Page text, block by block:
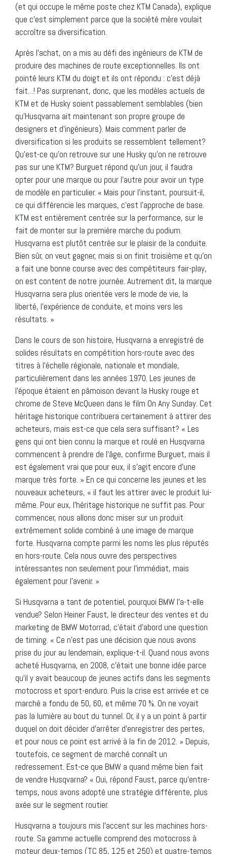
(et qui occupe le même poste chez KTM Canada), explique
que c’est simplement parce que la société mère voulait
accroître sa diversification.
Après l’achat, on a mis au défi des ingénieurs de KTM de
produire des machines de route exceptionnelles. Ils ont
pointé leurs KTM du doigt et ils ont répondu : c’est déjà
fait…! Pas surprenant, donc, que les modèles actuels de
KTM et de Husky soient passablement semblables (bien
qu’Husqvarna ait maintenant son propre groupe de
designers et d’ingénieurs). Mais comment parler de
diversification si les produits se ressemblent tellement?
Qu’est-ce qu’on retrouve sur une Husky qu’on ne retrouve
pas sur une KTM? Burguet répond qu’un jour, il faudra
opter pour une marque ou pour l’autre pour avoir un type
de modèle en particulier. « Mais pour l’instant, poursuit-il,
ce qui différencie les marques, c’est l’approche de base.
KTM est entièrement centrée sur la performance, sur le
fait de monter sur la première marche du podium.
Husqvarna est plutôt centrée sur le plaisir de la conduite.
Bien sûr, on veut gagner, mais si on finit troisième et qu’on
a fait une bonne course avec des compétiteurs fair-play,
on est content de notre journée. Autrement dit, la marque
Husqvarna sera plus orientée vers le mode de vie, la
liberté, l’expérience de conduite, et moins vers les
résultats. »
Dans le cours de son histoire, Husqvarna a enregistré de
solides résultats en compétition hors-route avec des
titres à l’échelle régionale, nationale et mondiale,
particulièrement dans les années 1970. Les jeunes de
l’époque étaient en pâmoison devant la Husky rouge et
chrome de Steve McQueen dans le film On Any Sunday. Cet
héritage historique contribuera certainement à attirer des
acheteurs, mais est-ce que cela sera suffisant? « Les
gens qui ont bien connu la marque et roulé en Husqvarna
commencent à prendre de l’âge, confirme Burguet, mais il
est également vrai que pour eux, il s’agit encore d’une
marque très forte. » En ce qui concerne les jeunes et les
nouveaux acheteurs, « il faut les attirer avec le produit lui-
même. Pour eux, l’héritage historique ne suffit pas. Pour
commencer, nous allons donc miser sur un produit
extrêmement solide combiné à une image de marque
forte. Husqvarna compte parmi les noms les plus réputés
en hors-route. Cela nous ouvre des perspectives
intéressantes non seulement pour l’immédiat, mais
également pour l’avenir. »
Si Husqvarna a tant de potentiel, pourquoi BMW l’a-t-elle
vendue? Selon Heiner Faust, le directeur des ventes et du
marketing de BMW Motorrad, c’était d’abord une question
de timing. « Ce n’est pas une décision que nous avons
prise du jour au lendemain, explique-t-il. Quand nous avons
acheté Husqvarna, en 2008, c’était une bonne idée parce
qu’il y avait beaucoup de jeunes actifs dans les segments
motocross et sport-enduro. Puis la crise est arrivée et ce
marché a fondu de 50, 60, et même 70 %. On ne voyait
pas la lumière au bout du tunnel. Or, il y a un point à partir
duquel on doit décider d’arrêter d’enregistrer des pertes,
et pour nous ce point est arrivé à la fin de 2012. » Depuis,
toutefois, ce segment de marché connaît un
redressement. Est-ce que BMW a quand même bien fait
de vendre Husqvarna? « Oui, répond Faust, parce qu’entre-
temps, nous avons adopté une stratégie différente, plus
axée sur le segment routier.
Husqvarna a toujours mis l’accent sur les machines hors-
route. Sa gamme actuelle comprend des motocross à
moteur deux-temps (TC 85, 125 et 250) et quatre-temps